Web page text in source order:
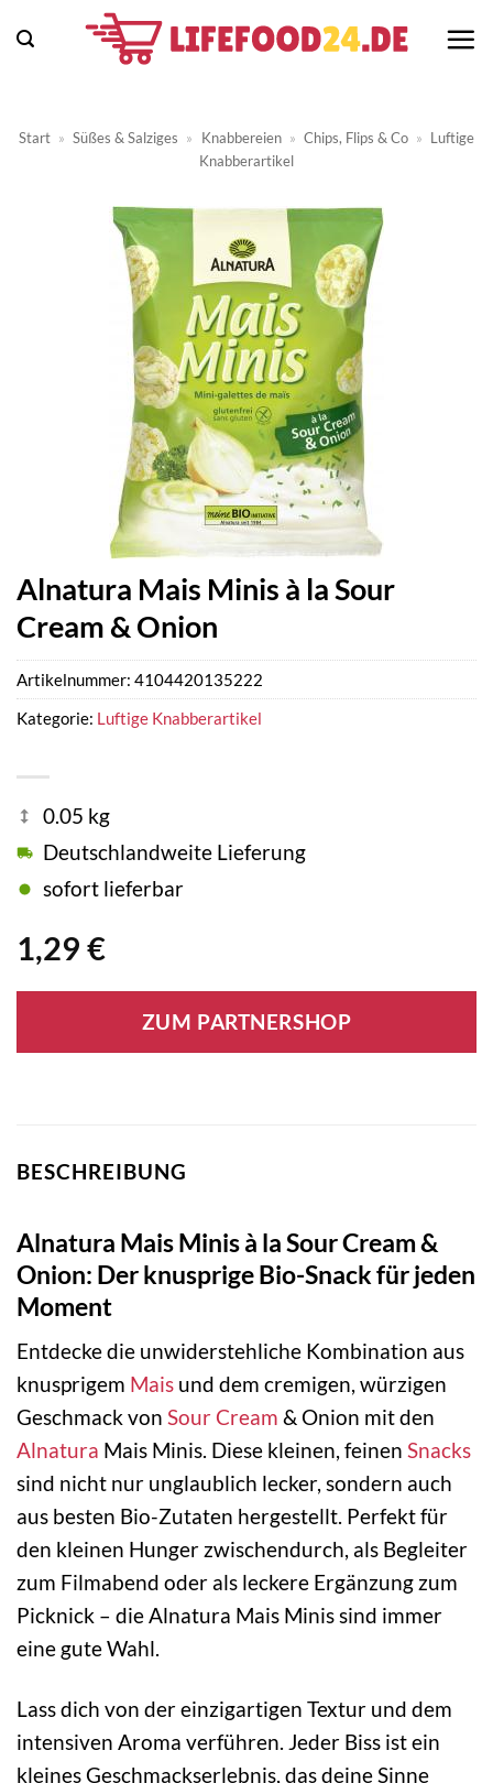
Inhalt
Start » Süßes & Salziges » Knabbereien » Chips, Flips & Co » Luftige
Knabberartikel
Alnatura Mais Minis à la Sour
Cream & Onion
1,29 €
0.05 kg
Deutschlandweite Lieferung
sofort lieferbar
ZUM PARTNERSHOP
Artikelnummer: 4104420135222
Kategorie: Luftige Knabberartikel
BESCHREIBUNG
Alnatura Mais Minis à la Sour Cream &
Onion: Der knusprige Bio-Snack für jeden
Moment
Entdecke die unwiderstehliche Kombination aus
knusprigem Mais und dem cremigen, würzigen
Geschmack von Sour Cream & Onion mit den
Alnatura Mais Minis. Diese kleinen, feinen Snacks
sind nicht nur unglaublich lecker, sondern auch
aus besten Bio-Zutaten hergestellt. Perfekt für
den kleinen Hunger zwischendurch, als Begleiter
zum Filmabend oder als leckere Ergänzung zum
Picknick – die Alnatura Mais Minis sind immer
eine gute Wahl.
Lass dich von der einzigartigen Textur und dem
intensiven Aroma verführen. Jeder Biss ist ein
kleines Geschmackserlebnis, das deine Sinne